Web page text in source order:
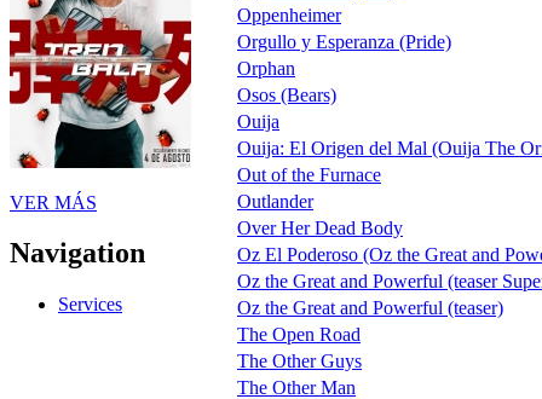
VER MÁS
Navigation
Services
Oppenheimer
Orgullo y Esperanza (Pride)
Orphan
Osos (Bears)
Ouija
Ouija: El Origen del Mal (Ouija The
Out of the Furnace
Outlander
Over Her Dead Body
Oz El Poderoso (Oz the Great and
Oz the Great and Powerful (teaser
Oz the Great and Powerful (teaser)
The Open Road
The Other Guys
The Other Man